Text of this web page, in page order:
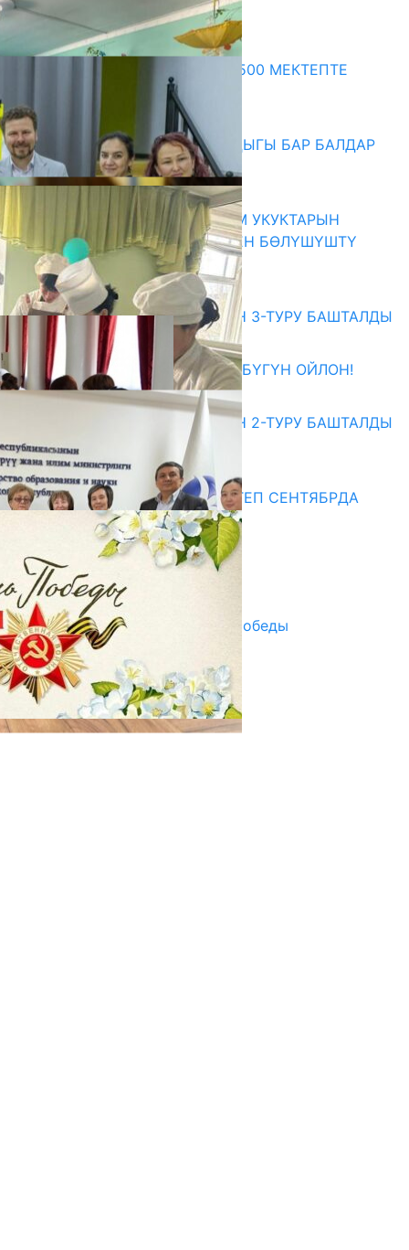
Акыркы жаңылыктар
ПРЕЗИДЕНТТИН ЖАРЛЫГЫ: 500 МЕКТЕПТЕ
ШАХМАТ ИЙРИМИ АЧЫЛАТ
06.08.2026
СҮЛҮКТҮ: ӨЗГӨЧӨ МУКТАЖДЫГЫ БАР БАЛДАР
ҮЧҮН БОРБОР АЧЫЛДЫ
06.08.2026
КЫРГЫЗ ЭКСПЕРТТЕРИ АДАМ УКУКТАРЫН
ОКУТУУ ТАЖРЫЙБАСЫ МЕНЕН БӨЛҮШҮШТҮ
06.08.2026
Абитуриент
ЖОЖДОРГО КАБЫЛ АЛУУНУН 3-ТУРУ БАШТАЛДЫ
27.07.2026
ӨЗҮҢДҮН КЕЛЕЧЕГИҢ ҮЧҮН БҮГҮН ОЙЛОН!
20.07.2026
ЖОЖДОРГО КАБЫЛ АЛУУНУН 2-ТУРУ БАШТАЛДЫ
20.07.2026
Медиа
СУЗАКТА 750 ОРУНДУУ МЕКТЕП СЕНТЯБРДА
ПАЙДАЛАНУУГА БЕРИЛЕТ
07.08.2025
Улуу Жеңиштин жандуу сөзү
29.04.2025
Награды в преддверии Дня Победы
29.04.2025